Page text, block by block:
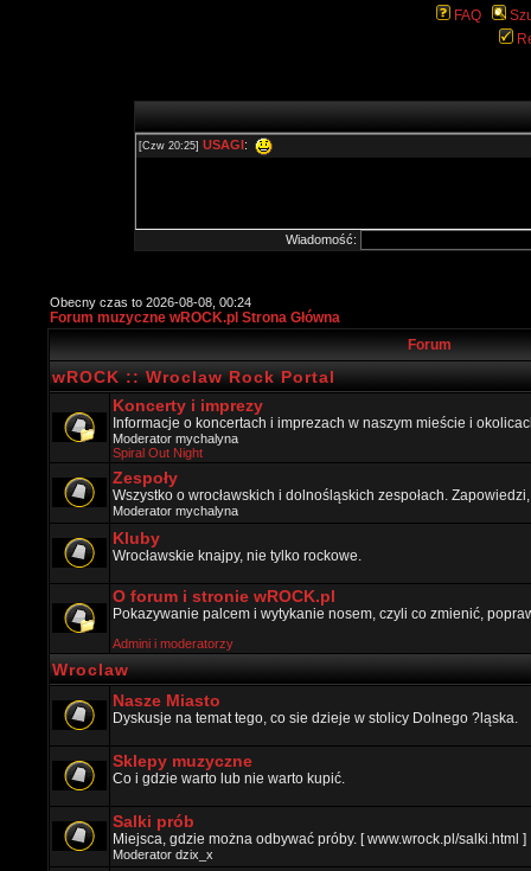
FAQ
Wiadomość:
Obecny czas to 2026-08-08, 00:24
Forum muzyczne wROCK.pl Strona Główna
Forum
wROCK :: Wroclaw Rock Portal
Koncerty i imprezy
Informacje o koncertach i imprezach w naszym mieście i
Moderator mychalyna
Spiral Out Night
Zespoły
Wszystko o wrocławskich i dolnośląskich zespołach.
Moderator mychalyna
Kluby
Wrocławskie knajpy, nie tylko rockowe.
O forum i stronie wROCK.pl
Pokazywanie palcem i wytykanie nosem, czyli co zmienić,
Admini i moderatorzy
Wroclaw
Nasze Miasto
Dyskusje na temat tego, co sie dzieje w stolicy Dolnego ?ląska.
Sklepy muzyczne
Co i gdzie warto lub nie warto kupić.
Salki prób
Miejsca, gdzie można odbywać próby. [ www.wrock.pl/salki.html ]
Moderator dzix_x